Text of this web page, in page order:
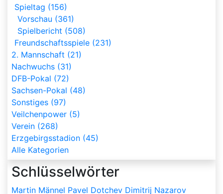
Spieltag (156)
Vorschau (361)
Spielbericht (508)
Freundschaftsspiele (231)
2. Mannschaft (21)
Nachwuchs (31)
DFB-Pokal (72)
Sachsen-Pokal (48)
Sonstiges (97)
Veilchenpower (5)
Verein (268)
Erzgebirgsstadion (45)
Alle Kategorien
Schlüsselwörter
Martin Männel Pavel Dotchev Dimitrij Nazarov